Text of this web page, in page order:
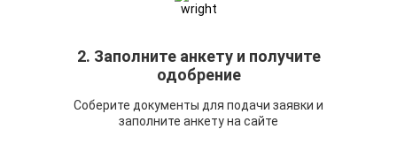
2. Заполните анкету и получите
одобрение
Соберите документы для подачи заявки и
заполните анкету на сайте